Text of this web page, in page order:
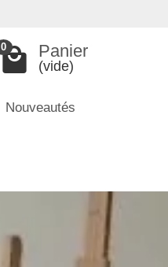
0 Panier
(vide)
Nouveautés